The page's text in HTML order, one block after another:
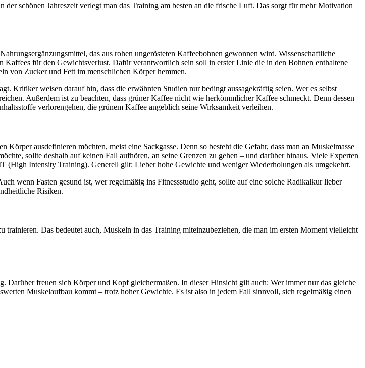
schönen Jahreszeit verlegt man das Training am besten an die frische Luft. Das sorgt für mehr Motivation
das aus rohen ungerösteten Kaffeebohnen gewonnen wird. Wissenschaftliche
für den Gewichtsverlust. Dafür verantwortlich sein soll in erster Linie die in den Bohnen enthaltene
von Zucker und Fett im menschlichen Körper hemmen.
Kritiker weisen darauf hin, dass die erwähnten Studien nur bedingt aussagekräftig seien. Wer es selbst
Außerdem ist zu beachten, dass grüner Kaffee nicht wie herkömmlicher Kaffee schmeckt. Denn dessen
verlorengehen, die grünem Kaffee angeblich seine Wirksamkeit verleihen.
ausdefinieren möchten, meist eine Sackgasse. Denn so besteht die Gefahr, dass man an Muskelmasse
sollte deshalb auf keinen Fall aufhören, an seine Grenzen zu gehen – und darüber hinaus. Viele Experten
(High Intensity Training). Generell gilt: Lieber hohe Gewichte und weniger Wiederholungen als umgekehrt.
wenn Fasten gesund ist, wer regelmäßig ins Fitnessstudio geht, sollte auf eine solche Radikalkur lieber
Risiken.
Das bedeutet auch, Muskeln in das Training miteinzubeziehen, die man im ersten Moment vielleicht
freuen sich Körper und Kopf gleichermaßen. In dieser Hinsicht gilt auch: Wer immer nur das gleiche
Muskelaufbau kommt – trotz hoher Gewichte. Es ist also in jedem Fall sinnvoll, sich regelmäßig einen